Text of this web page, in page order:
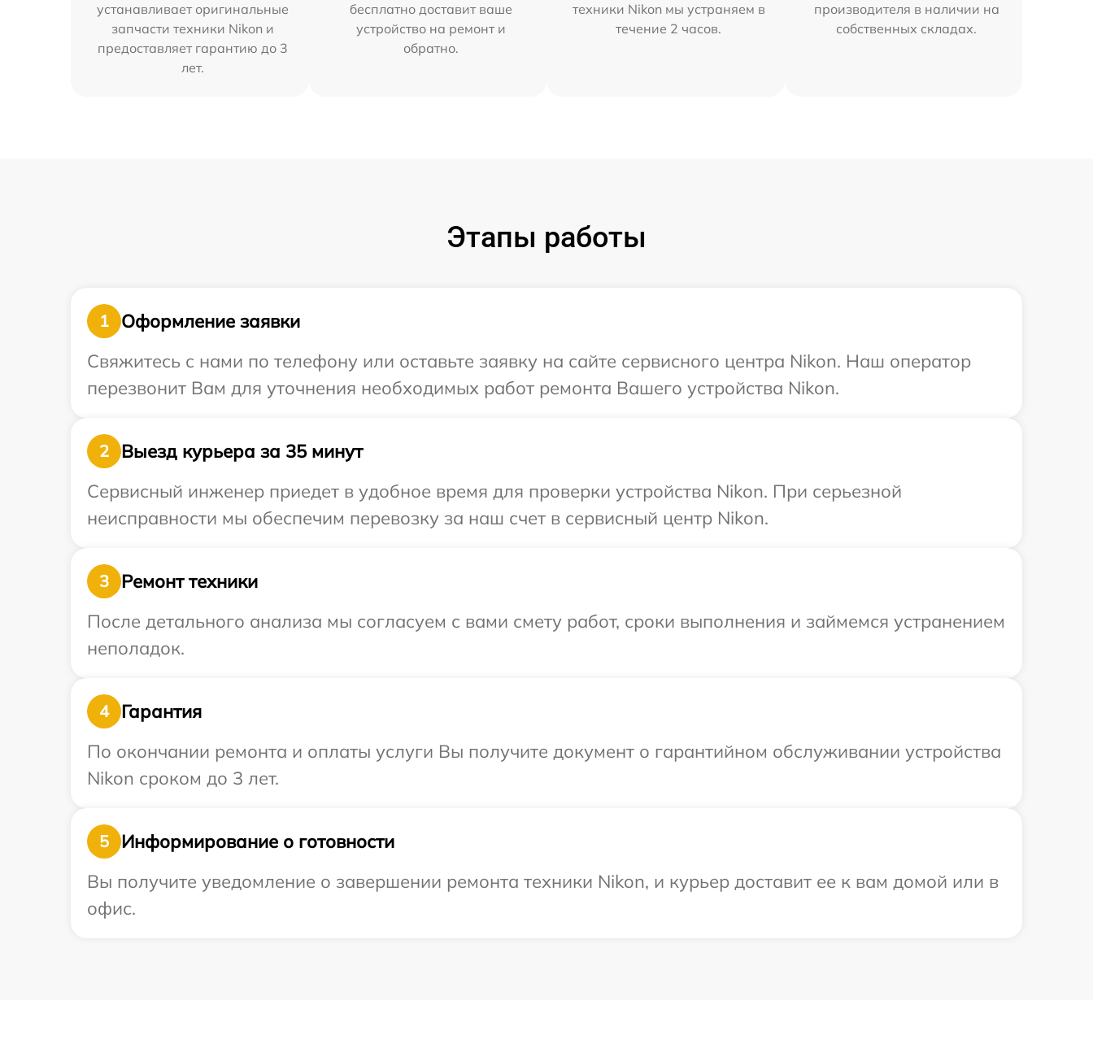
устанавливает оригинальные
запчасти техники Nikon и
предоставляет гарантию до 3
лет.
бесплатно доставит ваше
устройство на ремонт и
обратно.
техники Nikon мы устраняем в
течение 2 часов.
производителя в наличии на
собственных складах.
Этапы работы
1
Оформление заявки
Свяжитесь с нами по телефону или оставьте заявку на сайте сервисного центра Nikon. Наш оператор
перезвонит Вам для уточнения необходимых работ ремонта Вашего устройства Nikon.
2
Выезд курьера за 35 минут
Сервисный инженер приедет в удобное время для проверки устройства Nikon. При серьезной
неисправности мы обеспечим перевозку за наш счет в сервисный центр Nikon.
3
Ремонт техники
После детального анализа мы согласуем с вами смету работ, сроки выполнения и займемся устранением
неполадок.
4
Гарантия
По окончании ремонта и оплаты услуги Вы получите документ о гарантийном обслуживании устройства
Nikon сроком до 3 лет.
5
Информирование о готовности
Вы получите уведомление о завершении ремонта техники Nikon, и курьер доставит ее к вам домой или в
офис.